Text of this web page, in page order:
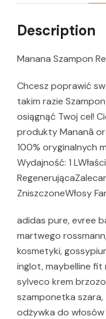
Description
Manana Szampon
Chcesz poprawić
takim razie
osiągnąć Twoj cel!
produkty Mananã
100% oryginalnych
Wydajność: 1
ZniszczoneWłosy
adidas pure, evree
martwego
kosmetyki,
inglot, maybelline fit
sylveco krem
szamponetka
odżywka do